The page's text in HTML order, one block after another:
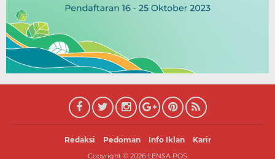
Redaksi Pedoman Info Iklan Karir
Copyright © 2026 LENSA POS